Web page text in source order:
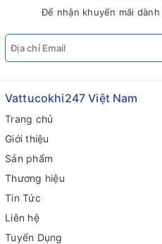
Để nhận khuyến mãi
Vattucokhi247 Việt Nam
Trang chủ
Giới thiệu
Sản phẩm
Thương hiệu
Tin Tức
Liên hệ
Tuyển Dụng